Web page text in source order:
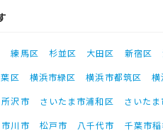
練馬区 杉並区 大田区 新宿区
区 横浜市緑区 横浜市都筑区 横
所沢市 さいたま市浦和区 さいた
市川市 松戸市 八千代市 千葉市